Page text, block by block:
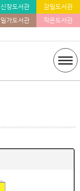
신장도서관
감일도서관
일가도서관
작은도서관